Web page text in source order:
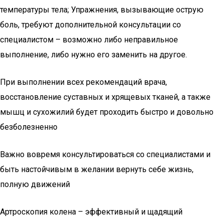
температуры тела; Упражнения, вызывающие острую
боль, требуют дополнительной консультации со
специалистом – возможно либо неправильное
выполнение, либо нужно его заменить на другое.
При выполнении всех рекомендаций врача,
восстановление суставных и хрящевых тканей, а также
мышц и сухожилий будет проходить быстро и довольно
безболезненно
Важно вовремя консультироваться со специалистами и
быть настойчивым в желании вернуть себе жизнь,
полную движений
Артроскопия колена – эффективный и щадящий